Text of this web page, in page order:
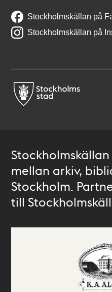
Stockholmskällan på
Stockholmskällan på
mellan arkiv,
Stockholm.
till